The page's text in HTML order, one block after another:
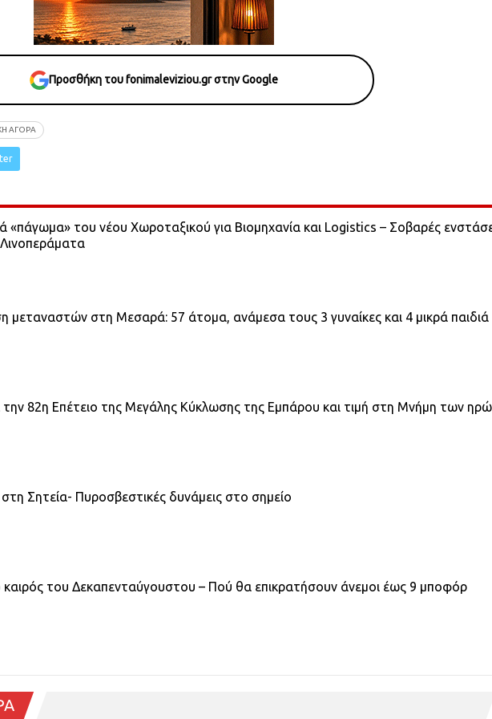
Προσθήκη του fonimaleviziou.gr στην Google
ΑΓΟΡΆ
του νέου Χωροταξικού για Βιομηχανία και Logistics – Σοβαρές
μεταναστών στη Μεσαρά: 57 άτομα, ανάμεσα τους 3 γυναίκες και 4 μικρά παιδιά
την 82η Επέτειο της Μεγάλης Κύκλωσης της Εμπάρου και τιμή στη Μνήμη των
Σητεία- Πυροσβεστικές δυνάμεις στο σημείο
καιρός του Δεκαπενταύγουστου – Πού θα επικρατήσουν άνεμοι έως 9 μποφόρ